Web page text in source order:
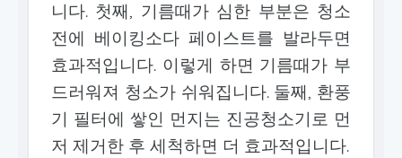
니다. 첫째, 기름때가 심한 부분은 청소
전에 베이킹소다 페이스트를 발라두면
효과적입니다. 이렇게 하면 기름때가 부
드러워져 청소가 쉬워집니다. 둘째, 환풍
기 필터에 쌓인 먼지는 진공청소기로 먼
저 제거한 후 세척하면 더 효과적입니다.